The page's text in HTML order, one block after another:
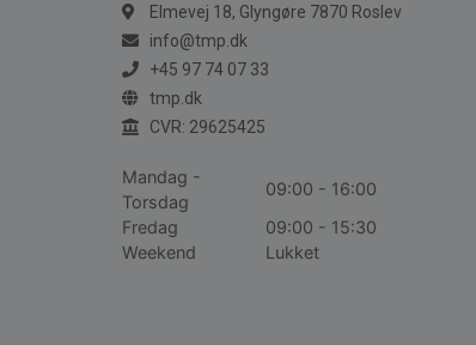
Elmevej 18, Glyngøre 7870 Roslev
info@tmp.dk
+45 97 74 07 33
tmp.dk
CVR: 29625425
Mandag -
Torsdag
09:00 - 16:00
Fredag
09:00 - 15:30
Weekend
Lukket